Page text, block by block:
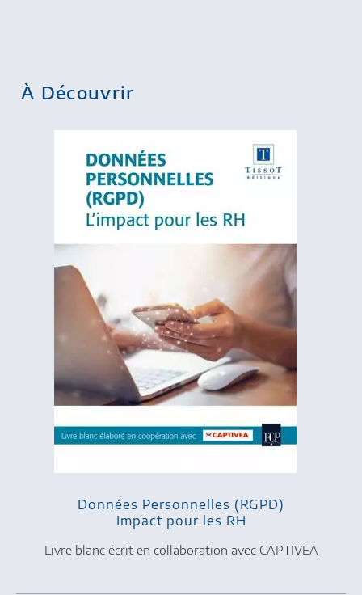
À Découvrir
Données Personnelles (RGPD)
Impact pour les RH
Livre blanc écrit en collaboration avec CAPTIVEA